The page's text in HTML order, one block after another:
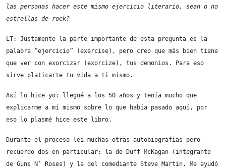
las personas hacer este mismo ejercicio literario, sean o no
estrellas de rock?
LT: Justamente la parte importante de esta pregunta es la
palabra “ejercicio” (exercise), pero creo que más bien tiene
que ver con exorcizar (exorcize), tus demonios. Para eso
sirve platicarte tu vida a ti mismo.
Así lo hice yo: llegué a los 50 años y tenía mucho que
explicarme a mí mismo sobre lo que había pasado aquí, por
eso lo plasmé hice este libro.
Durante el proceso leí muchas otras autobiografías pero
recuerdo dos en particular: la de Duff McKagan (integrante
de Guns N’ Roses) y la del comediante Steve Martin. Me ayudó